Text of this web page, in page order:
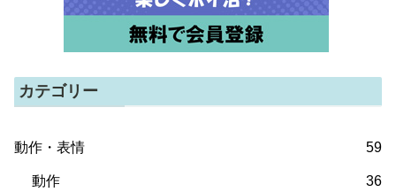
カテゴリー
動作・表情 59
動作 36